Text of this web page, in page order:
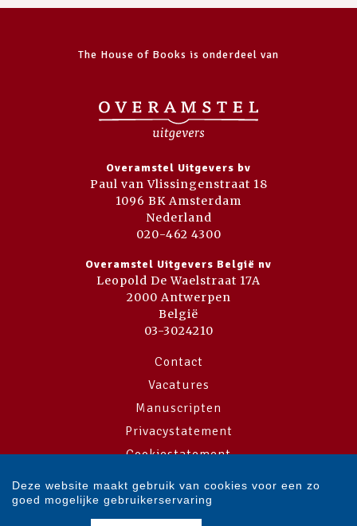
The House of Books is onderdeel van
Overamstel Uitgevers bv
Paul van Vlissingenstraat 18
1096 BK Amsterdam
Nederland
020-462 4300
Overamstel Uitgevers België nv
Leopold De Waelstraat 17A
2000 Antwerpen
België
03-3024210
Contact
Vacatures
Manuscripten
Privacystatement
Cookiestatement
Deze website maakt gebruik van cookies voor een zo
goed mogelijke gebruikerservaring